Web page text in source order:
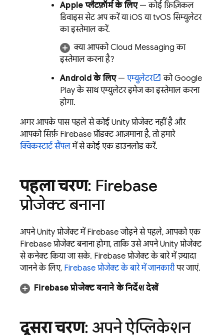
Apple प्लैटफ़ॉर्म के लिए— कोई फ़िज़िकल
डिवाइस सेट अप करें या iOS या tvOS सिम्युलेटर
का इस्तेमाल करें.
क्या आपकोCloud Messaging का
इस्तेमाल करना है?
Android के लिए— एम्युलेटर
को Google
Play के साथ एम्युलेटर इमेज का इस्तेमाल करना
होगा.
अगर आपके पास पहले से कोई Unity प्रोजेक्ट नहीं है और
आपको सिर्फ़ Firebase प्रॉडक्ट आज़माना है, तो हमारे
क्विकस्टार्ट सैंपलमें से कोई एक डाउनलोड करें.
पहला चरण: Firebase
प्रोजेक्ट बनाना
अपने Unity प्रोजेक्ट में Firebase जोड़ने से पहले, आपको एक
Firebase प्रोजेक्ट बनाना होगा, ताकि उसे अपने Unity प्रोजेक्ट
से कनेक्ट किया जा सके. Firebase प्रोजेक्ट के बारे में ज़्यादा
जानने के लिए, Firebase प्रोजेक्ट के बारे में जानकारीपर जाएं.
Firebase प्रोजेक्ट बनाने के निर्देश देखें
दूसरा चरण: अपने ऐप्लिकेशन